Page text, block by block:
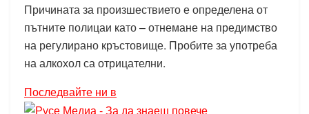
Причината за произшествието е определена от
пътните полицаи като – отнемане на предимство
на регулирано кръстовище. Пробите за употреба
на алкохол са отрицателни.
Последвайте ни в